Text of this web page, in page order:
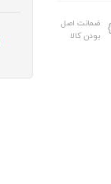
ضمانت اصل
بودن کالا